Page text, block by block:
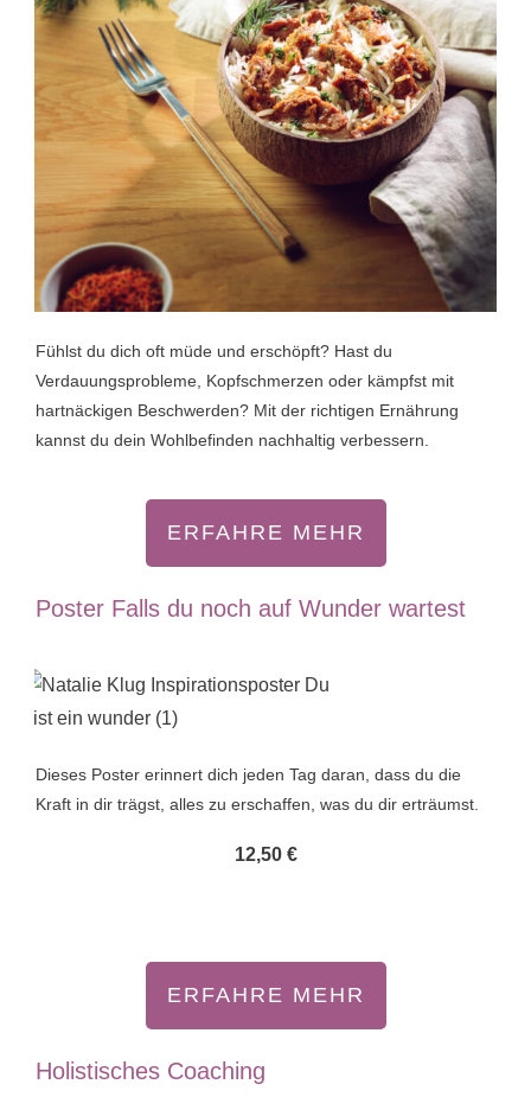
Fühlst du dich oft müde und erschöpft? Hast du
Verdauungsprobleme, Kopfschmerzen oder kämpfst mit
hartnäckigen Beschwerden? Mit der richtigen Ernährung
kannst du dein Wohlbefinden nachhaltig verbessern.
ERFAHRE MEHR
Poster Falls du noch auf Wunder wartest
Dieses Poster erinnert dich jeden Tag daran, dass du die
Kraft in dir trägst, alles zu erschaffen, was du dir erträumst.
12,50 €
ERFAHRE MEHR
Holistisches Coaching